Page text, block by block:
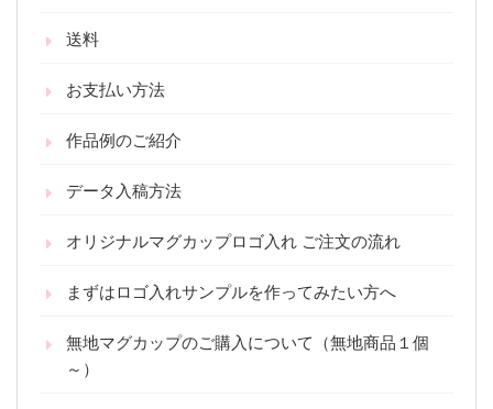
送料
お支払い方法
作品例のご紹介
データ入稿方法
オリジナルマグカップロゴ入れ ご注文の流れ
まずはロゴ入れサンプルを作ってみたい方へ
無地マグカップのご購入について（無地商品１個
～）